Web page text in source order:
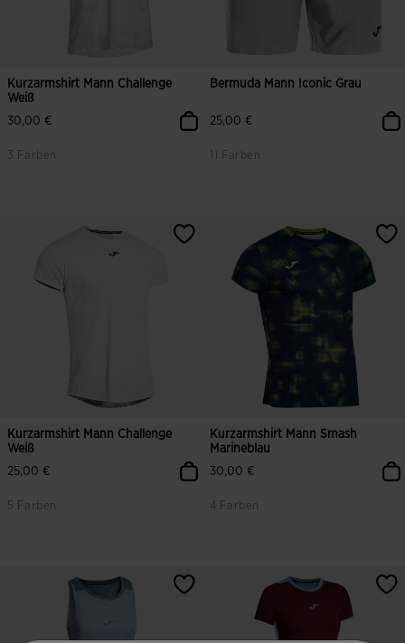
Kurzarmshirt Mann Challenge
Weiß
30,00 €
3 Farben
5 von 5 Kundenbewertungen
Bermuda Mann Iconic Grau
25,00 €
11 Farben
5 von 5 Kundenbewertungen
Kurzarmshirt Mann Challenge
Weiß
25,00 €
5 Farben
3,8 von 5 Kundenbewertungen
Kurzarmshirt Mann Smash
Marineblau
30,00 €
4 Farben
3,8 von 5 Kundenbewertungen